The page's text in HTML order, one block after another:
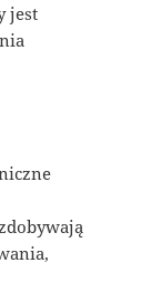
jest